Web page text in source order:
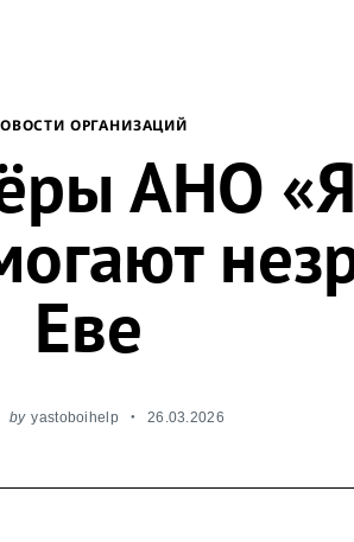
ОРГАНИЗАЦИЙ
АНО
Еве
by yastoboihelp 26.03.2026